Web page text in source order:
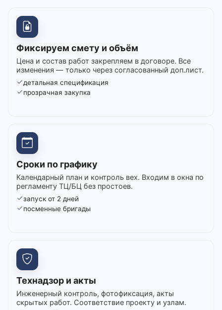
Фиксируем смету и объём
Цена и состав работ закрепляем в договоре. Все
изменения — только через согласованный доп.лист.
детальная спецификация
прозрачная закупка
Сроки по графику
Календарный план и контроль вех. Входим в окна по
регламенту ТЦ/БЦ без простоев.
запуск от 2 дней
посменные бригады
Технадзор и акты
Инженерный контроль, фотофиксация, акты
скрытых работ. Соответствие проекту и узлам.